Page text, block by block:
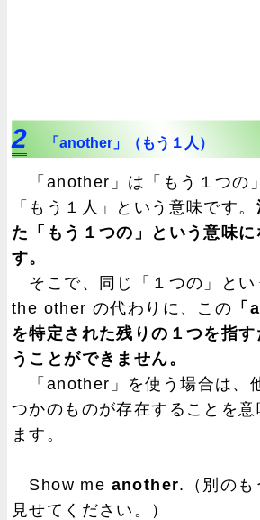
2 「another」（もう１人）
「another」は「もう１つの
「もう１人」という意味です。
た「もう１つの」という意味に
す。
そこで、同じ「１つの」とい
the other の代わりに、この
を特定された残りの１つを指す
うことができません。
「another」を使う場合は、
つかのものが存在することを意
ます。
Show me another.（別のも
見せてください。）